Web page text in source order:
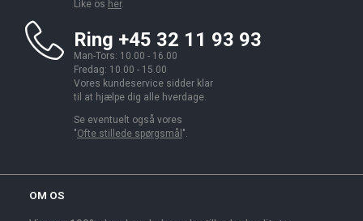
Like os her.
Ring +45 32 11 93 93
Man-Tors: 10.00 - 16.00
Fredag: 10.00 - 15.00
Vores kundeservice sidder klar
til at hjælpe dig alle hverdage.
Se eventuelt også vores
"Ofte stillede spørgsmål ".
OM OS